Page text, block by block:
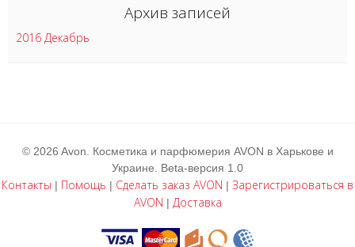
Архив записей
2016 Декабрь
© 2026 Avon. Косметика и парфюмерия AVON в Харькове и
Украине. Beta-версия 1.0
Контакты | Помощь | Сделать заказ AVON | Зарегистрироваться в
AVON | Доставка